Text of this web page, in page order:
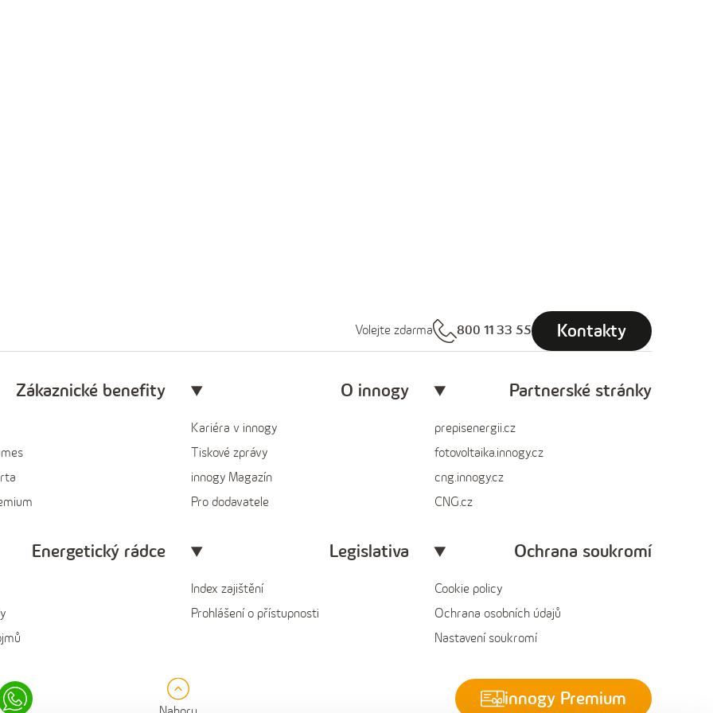
Volejte zdarma 800 11 33 55 Kontakty
Zákaznické benefity O innogy
Kariéra v innogy
Tiskové zprávy
innogy Magazín
Pro dodavatele
Partnerské stránky
prepisenergii.cz
fotovoltaika.innogy.cz
cng.innogy.cz
CNG.cz
Energetický rádce Legislativa
Index zajištění
Prohlášení o přístupnosti
Ochrana soukromí
Cookie policy
Ochrana osobních údajů
Nastavení soukromí
innogy Premium